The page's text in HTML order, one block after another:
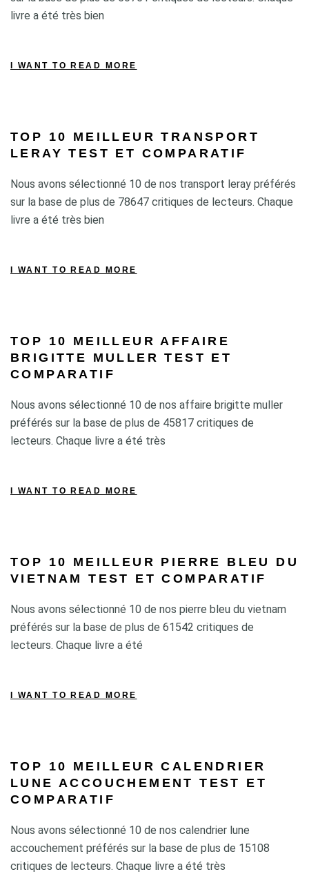
livre a été très bien
I WANT TO READ MORE
TOP 10 MEILLEUR TRANSPORT
LERAY TEST ET COMPARATIF
Nous avons sélectionné 10 de nos transport leray préférés
sur la base de plus de 78647 critiques de lecteurs. Chaque
livre a été très bien
I WANT TO READ MORE
TOP 10 MEILLEUR AFFAIRE
BRIGITTE MULLER TEST ET
COMPARATIF
Nous avons sélectionné 10 de nos affaire brigitte muller
préférés sur la base de plus de 45817 critiques de
lecteurs. Chaque livre a été très
I WANT TO READ MORE
TOP 10 MEILLEUR PIERRE BLEU DU
VIETNAM TEST ET COMPARATIF
Nous avons sélectionné 10 de nos pierre bleu du vietnam
préférés sur la base de plus de 61542 critiques de
lecteurs. Chaque livre a été
I WANT TO READ MORE
TOP 10 MEILLEUR CALENDRIER
LUNE ACCOUCHEMENT TEST ET
COMPARATIF
Nous avons sélectionné 10 de nos calendrier lune
accouchement préférés sur la base de plus de 15108
critiques de lecteurs. Chaque livre a été très